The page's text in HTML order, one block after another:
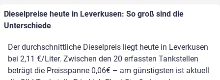
Dieselpreise heute in Leverkusen: So groß sind die
Unterschiede
Der durchschnittliche Dieselpreis liegt heute in Leverkusen
bei 2,11 €/Liter. Zwischen den 20 erfassten Tankstellen
beträgt die Preisspanne 0,06€ – am günstigsten ist aktuell